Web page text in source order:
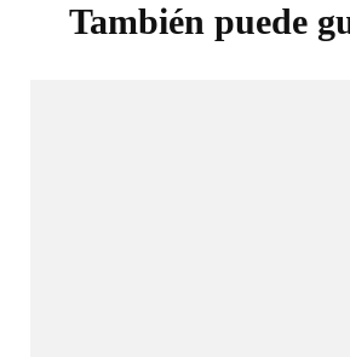
entradas
También puede